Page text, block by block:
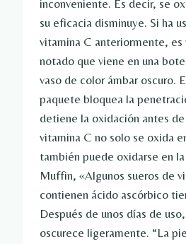
inconveniente. Es decir, se
su eficacia disminuye. Si ha
vitamina C anteriormente, es
notado que viene en una
vaso de color ámbar oscuro.
paquete bloquea la
detiene la oxidación antes
vitamina C no solo se oxida
también puede oxidarse en
Muffin, «Algunos sueros de
contienen ácido ascórbico
Después de unos días de
oscurece ligeramente. “La